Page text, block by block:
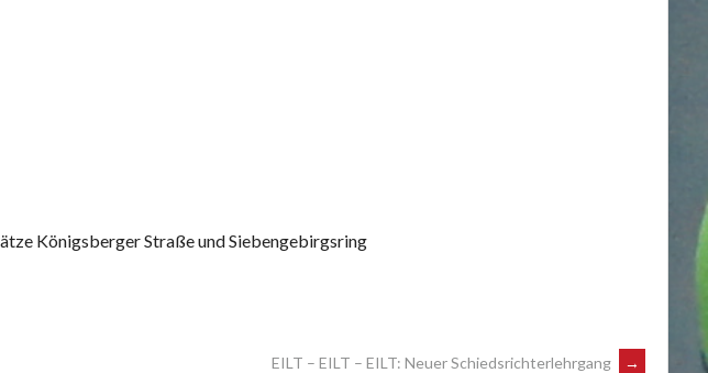
Königsberger Straße und Siebengebirgsring
EILT – EILT – EILT: Neuer Schiedsrichterlehrgang →